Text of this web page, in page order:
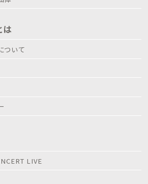
は
ついて
LIVE